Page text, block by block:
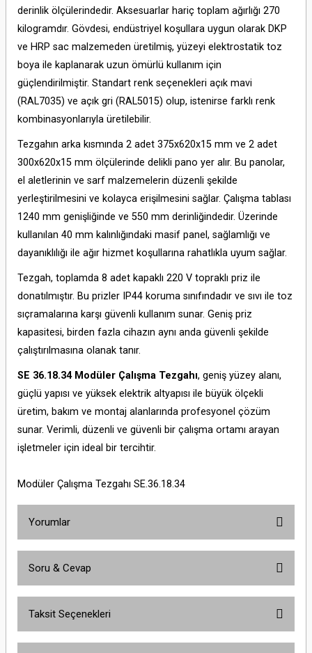
derinlik ölçülerindedir. Aksesuarlar hariç toplam ağırlığı 270
kilogramdır. Gövdesi, endüstriyel koşullara uygun olarak DKP
ve HRP sac malzemeden üretilmiş, yüzeyi elektrostatik toz
boya ile kaplanarak uzun ömürlü kullanım için
güçlendirilmiştir. Standart renk seçenekleri açık mavi
(RAL7035) ve açık gri (RAL5015) olup, istenirse farklı renk
kombinasyonlarıyla üretilebilir.
Tezgahın arka kısmında 2 adet 375x620x15 mm ve 2 adet
300x620x15 mm ölçülerinde delikli pano yer alır. Bu panolar,
el aletlerinin ve sarf malzemelerin düzenli şekilde
yerleştirilmesini ve kolayca erişilmesini sağlar. Çalışma tablası
1240 mm genişliğinde ve 550 mm derinliğindedir. Üzerinde
kullanılan 40 mm kalınlığındaki masif panel, sağlamlığı ve
dayanıklılığı ile ağır hizmet koşullarına rahatlıkla uyum sağlar.
Tezgah, toplamda 8 adet kapaklı 220 V topraklı priz ile
donatılmıştır. Bu prizler IP44 koruma sınıfındadır ve sıvı ile toz
sıçramalarına karşı güvenli kullanım sunar. Geniş priz
kapasitesi, birden fazla cihazın aynı anda güvenli şekilde
çalıştırılmasına olanak tanır.
SE 36.18.34 Modüler Çalışma Tezgahı, geniş yüzey alanı,
güçlü yapısı ve yüksek elektrik altyapısı ile büyük ölçekli
üretim, bakım ve montaj alanlarında profesyonel çözüm
sunar. Verimli, düzenli ve güvenli bir çalışma ortamı arayan
işletmeler için ideal bir tercihtir.
Modüler Çalışma Tezgahı SE.36.18.34
Yorumlar
Soru & Cevap
Taksit Seçenekleri